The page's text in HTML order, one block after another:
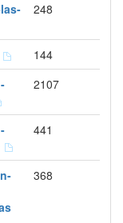
248
144
2107
441
368